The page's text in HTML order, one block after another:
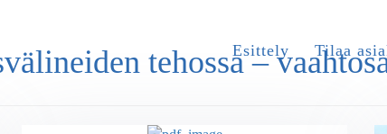
Esittely Tilaa
tehossa –